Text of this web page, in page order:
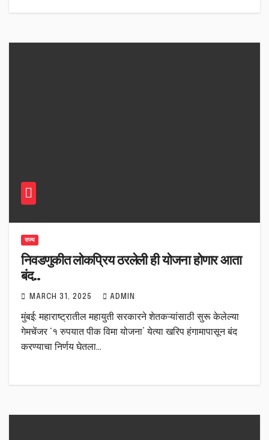
राज्य
निवडणुकीत लोकप्रिय ठरलेली ही योजना होणार आता
बंद..
MARCH 31, 2025 ADMIN
मुंबई: महाराष्ट्रातील महायुती सरकारने शेतकऱ्यांसाठी सुरू केलेल्या
गेमचेंजर ‘१ रुपयात पीक विमा योजना’ येत्या खरिप हंगामापासून बंद
करण्याचा निर्णय घेतला…